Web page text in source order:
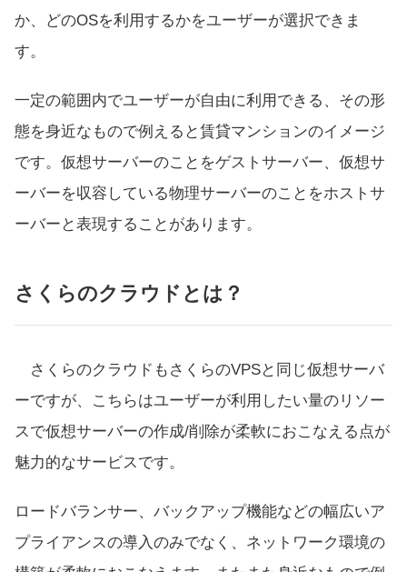
か、どのOSを利用するかをユーザーが選択できま
す。
一定の範囲内でユーザーが自由に利用できる、その形
態を身近なもので例えると賃貸マンションのイメージ
です。仮想サーバーのことをゲストサーバー、仮想サ
ーバーを収容している物理サーバーのことをホストサ
ーバーと表現することがあります。
さくらのクラウドとは？
さくらのクラウドもさくらのVPSと同じ仮想サーバ
ーですが、こちらはユーザーが利用したい量のリソー
スで仮想サーバーの作成/削除が柔軟におこなえる点が
魅力的なサービスです。
ロードバランサー、バックアップ機能などの幅広いア
プライアンスの導入のみでなく、ネットワーク環境の